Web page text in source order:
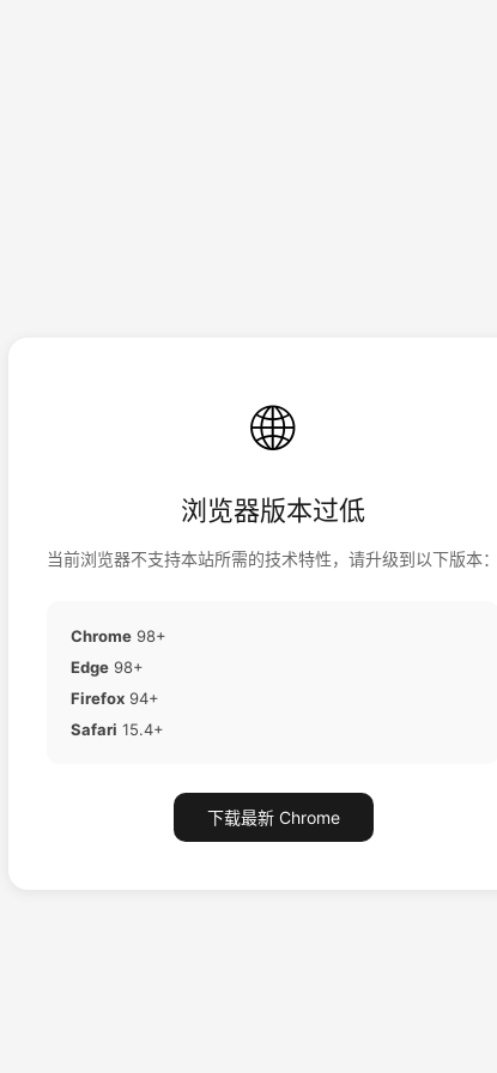
🌐
浏览器版本过低
当前浏览器不支持本站所需的技术特性，请升级到以下版本：
Chrome 98+
Edge 98+
Firefox 94+
Safari 15.4+
下载最新 Chrome